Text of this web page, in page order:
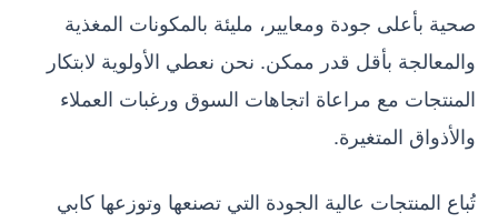
صحية بأعلى جودة ومعايير، مليئة بالمكونات المغذية
والمعالجة بأقل قدر ممكن. نحن نعطي الأولوية لابتكار
المنتجات مع مراعاة اتجاهات السوق ورغبات العملاء
والأذواق المتغيرة.
تُباع المنتجات عالية الجودة التي تصنعها وتوزعها كابي